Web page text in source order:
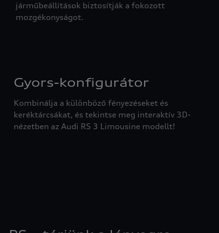
járműbeállítások biztosítják a fokozott
mozgékonyságot.
Gyors-konfigurátor
Kombinálja a különböző fényezéseket és
keréktárcsákat, és tekintse meg interaktív 3D-
nézetben az Audi RS 3 Limousine modellt!